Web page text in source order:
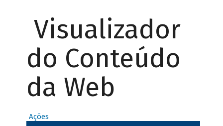
Visualizador
do Conteúdo
da Web
Ações